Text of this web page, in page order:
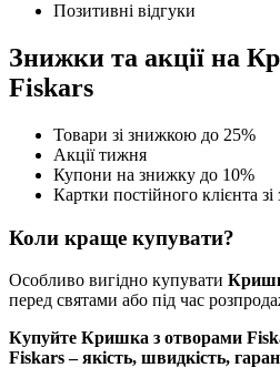
Позитивні відгуки
Знижки та акції на
Fiskars
Товари зі знижкою до 25%
Акції тижня
Купони на знижку до 10%
Картки постійного клієнта
Коли краще купувати?
Особливо вигідно купувати
перед святами або під час
Купуйте Кришка з отворами
Fiskars – якість, швидкість,